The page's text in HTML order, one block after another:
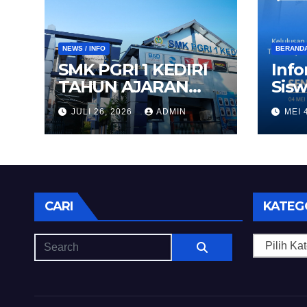
NEWS / INFO
SMK PGRI 1 KEDIRI
TAHUN AJARAN
2026/2027
JULI 26, 2026 ADMIN MEI
CARI
Kategori